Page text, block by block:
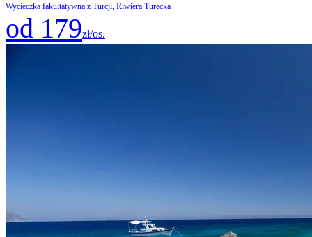
Wycieczka fakultatywna z Turcji, Riwiera Turecka
od 179zł/os.